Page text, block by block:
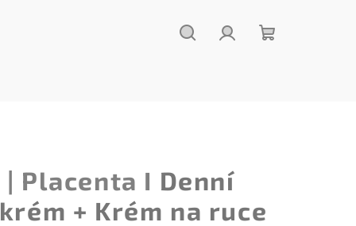
Placenta I Denní
+ Krém na ruce